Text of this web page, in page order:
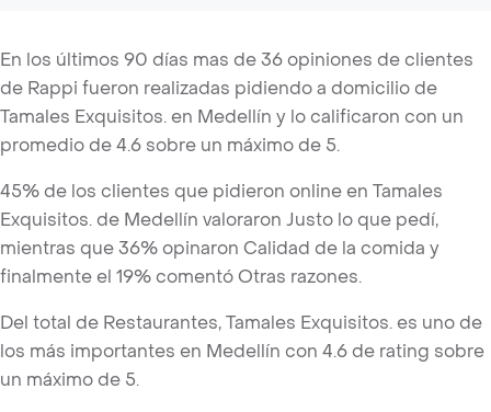
En los últimos 90 días mas de 36 opiniones de clientes
de Rappi fueron realizadas pidiendo a domicilio de
Tamales Exquisitos. en Medellín y lo calificaron con un
promedio de 4.6 sobre un máximo de 5.
45% de los clientes que pidieron online en Tamales
Exquisitos. de Medellín valoraron Justo lo que pedí,
mientras que 36% opinaron Calidad de la comida y
finalmente el 19% comentó Otras razones.
Del total de Restaurantes, Tamales Exquisitos. es uno de
los más importantes en Medellín con 4.6 de rating sobre
un máximo de 5.